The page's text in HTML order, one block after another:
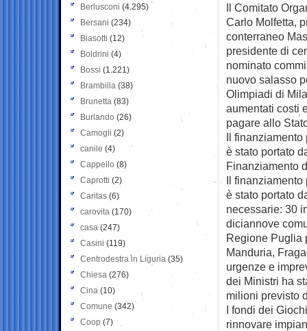
Il Comitato
Carlo Molfetta,
conterraneo
presidente di
nominato
nuovo salasso
Olimpiadi di
aumentati costi
pagare allo
Il
è stato portato
Finanziamento
Il
è stato portato
necessarie: 30
diciannove
Regione Puglia
Manduria,
urgenze e
dei Ministri ha
milioni previsto
I fondi dei
rinnovare
Berlusconi (4.295)
Bersani (234)
Biasotti (12)
Boldrini (4)
Bossi (1.221)
Brambilla (38)
Brunetta (83)
Burlando (26)
Camogli (2)
canile (4)
Cappello (8)
Caprotti (2)
Caritas (6)
carovita (170)
casa (247)
Casini (119)
Centrodestra in Liguria (35)
Chiesa (276)
Cina (10)
Comune (342)
Coop (7)